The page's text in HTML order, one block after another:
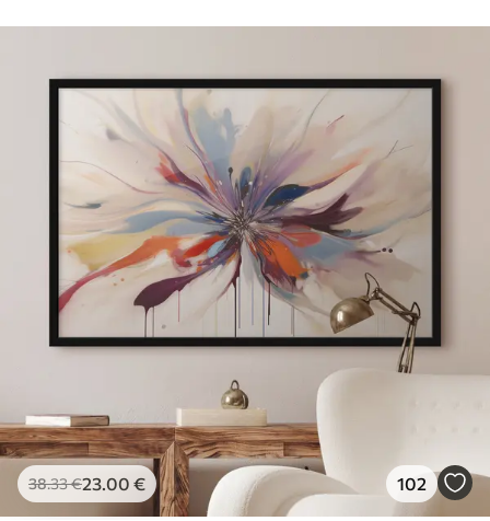
38.33€23.00 € 102